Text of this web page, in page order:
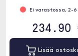
Ei varastossa, 2-6
234.90
Lisää